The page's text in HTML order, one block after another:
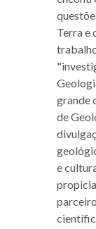
Terra e
grande
de
e